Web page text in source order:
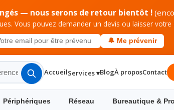
— nous serons de retour bientôt !
Vous pouvez demander un devis ou laisser
🔔 Me prévenir
AccueilServices ▾BlogÀ proposContact
Périphériques Réseau Bureautique & Pro